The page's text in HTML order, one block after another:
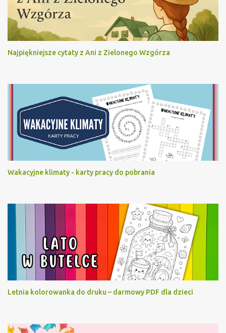
Najpiękniejsze cytaty z Ani z Zielonego Wzgórza
Wakacyjne klimaty - karty pracy do pobrania
Letnia kolorowanka do druku – darmowy PDF dla dzieci